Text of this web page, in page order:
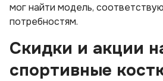
мог найти модель,
потребностям.
Скидки и акции
спортивные